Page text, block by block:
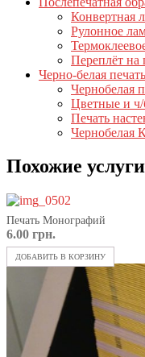
Конвертная
Рулонное
Переплёт
Черно-белая печать
Чернобелая
Цветные и
Печать
Чернобелая
Похожие услуги
Печать Монографий
6.00 грн.
ДОБАВИТЬ В КОРЗИНУ